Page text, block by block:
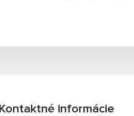
Kontaktné informácie